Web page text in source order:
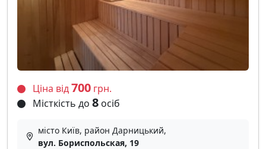
Ціна від700 грн.
Місткість до 8 осіб
місто Київ, район Дарницький,
вул. Бориспольская, 19